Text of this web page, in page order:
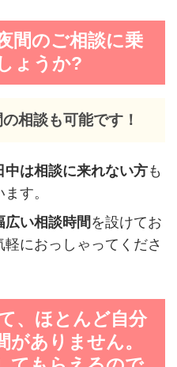
間のご相談に乗
ょうか?
相談も可能です！
中は相談に来れない方も
す。
広い相談時間 を設けてお
におっしゃってくださ
、ほとんど自分
がありません。